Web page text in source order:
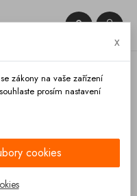


x
zákony na vaše zařízení
prosím nastavení
cookies